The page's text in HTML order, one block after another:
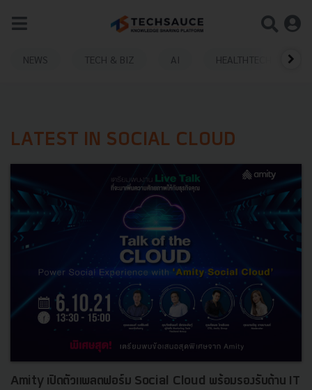
NEWS TECH & BIZ AI HEALTHTECH
LATEST IN SOCIAL CLOUD
Amity เปิดตัวแพลตฟอร์ม Social Cloud พร้อมรองรับด้าน IT